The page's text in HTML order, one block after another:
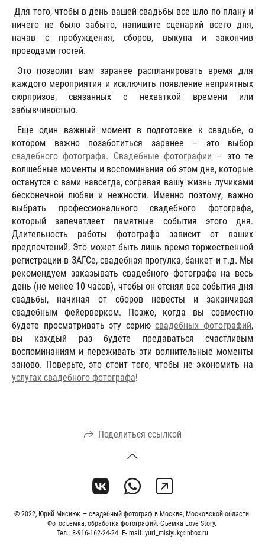
Для того, чтобы в день вашей свадьбы все шло по плану и
ничего не было забыто, напишите сценарий всего дня,
начав с пробуждения, сборов, выкупа и закончив
проводами гостей.
Это позволит вам заранее распланировать время для
каждого мероприятия и исключить появление неприятных
сюрпризов, связанных с нехваткой времени или
забывчивостью.
Еще один важный момент в подготовке к свадьбе, о
котором важно позаботиться заранее – это выбор
свадебного фотографа. Свадебные фотографии – это те
волшебные моменты и воспоминания об этом дне, которые
останутся с вами навсегда, согревая вашу жизнь лучиками
бесконечной любви и нежности. Именно поэтому, важно
выбрать профессионального свадебного фотографа,
который запечатлеет памятные события этого дня.
Длительность работы фотографа зависит от ваших
предпочтений. Это может быть лишь время торжественной
регистрации в ЗАГСе, свадебная прогулка, банкет и т.д. Мы
рекомендуем заказывать свадебного фотографа на весь
день (не менее 10 часов), чтобы он отснял все события дня
свадьбы, начиная от сборов невесты и заканчивая
свадебным фейерверком. Позже, когда вы совместно
будете просматривать эту сериюсвадебных фотографий,
вы каждый раз будете предаваться счастливым
воспоминаниям и переживать эти волнительные моменты
заново. Поверьте, это стоит того, чтобы не экономить на
услугах свадебного фотографа!
Поделиться ссылкой
© 2022, Юрий Мисиюк — свадебный фотограф в Москве, Московской области.
Фотосъемка, обработка фотографий. Съемка Love Story.
Тел.: 8-916-162-24-24. E- mail: yuri_misiyuk@inbox.ru